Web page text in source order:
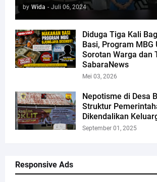
by Wida - Juli 06, 2024
Diduga Tiga Kali
Basi, Program MBG
Sorotan Warga dan
SabaraNews
Mei 03, 2026
Nepotisme di Desa
Struktur
Dikendalikan
September 01, 2025
Responsive Ads